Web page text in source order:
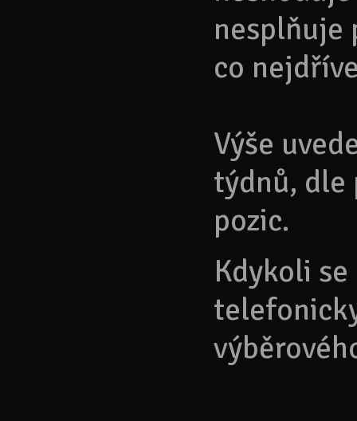
nesplňuje
co
Výše
týdnů, dle
pozic.
Kdykoli